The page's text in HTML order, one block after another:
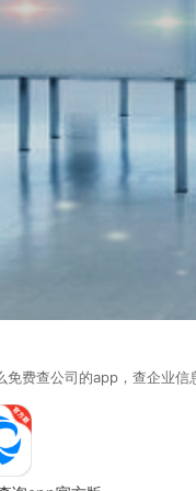
免费查公司的app，查企业